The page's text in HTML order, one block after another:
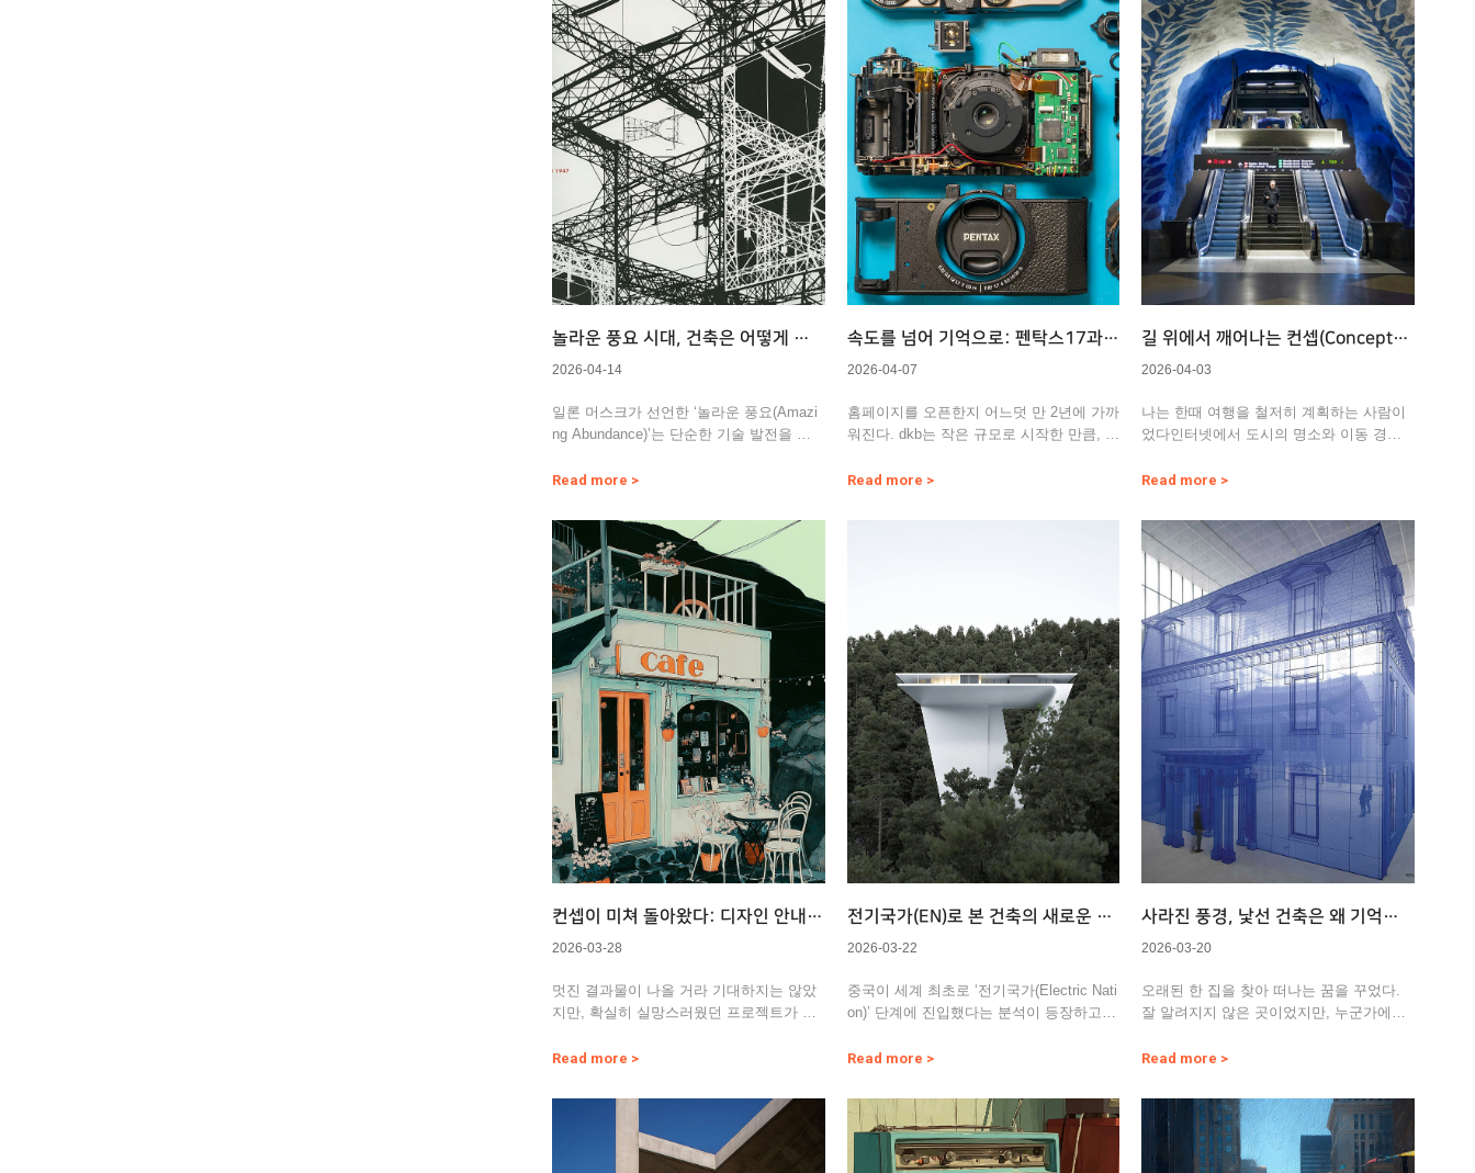
놀라운 풍요 시대, 건축은 어떻게 기
억될까
2026-04-14
일론 머스크가 선언한 ‘놀라운 풍요(Amazi
ng Abundance)’는 단순한 기술 발전을 넘
Read more >
속도를 넘어 기억으로: 펜탁스17과
dkb의 건축 실험
2026-04-07
홈페이지를 오픈한지 어느덧 만 2년에 가까
워진다. dkb는 작은 규모로 시작한 만큼, 처
Read more >
길 위에서 깨어나는 컨셉(Concept)
의 존재
2026-04-03
나는 한때 여행을 철저히 계획하는 사람이
었다인터넷에서 도시의 명소와 이동 경로
Read more >
컨셉이 미쳐 돌아왔다: 디자인 안내자
의 고민과 역산
2026-03-28
멋진 결과물이 나올 거라 기대하지는 않았
지만, 확실히 실망스러웠던 프로젝트가 있
Read more >
전기국가(EN)로 본 건축의 새로운 정
의
2026-03-22
중국이 세계 최초로 ‘전기국가(Electric Nati
on)’ 단계에 진입했다는 분석이 등장하고
Read more >
사라진 풍경, 낯선 건축은 왜 기억되
지 못했을까
2026-03-20
오래된 한 집을 찾아 떠나는 꿈을 꾸었다.
잘 알려지지 않은 곳이었지만, 누군가에게
Read more >